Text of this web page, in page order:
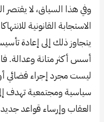
وفي هذا السياق، لا
الاستجابة القانونية
يتجاوز ذلك إلى إعادة
أسس أكثر متانة وعدالة.
ليست مجرد إجراء قضائي
سياسية ومجتمعية تهدف
العقاب وإرساء قواعد